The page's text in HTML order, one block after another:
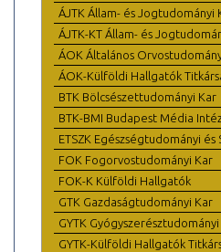
ÁJTK Állam- és Jogtudományi
ÁJTK-KT Állam- és
ÁOK Általános
ÁOK-Külföldi Hallgatók
BTK Bölcsészettudományi Kar
BTK-BMI Budapest Média
ETSZK Egészségtudományi és
FOK Fogorvostudományi Kar
FOK-K Külföldi Hallgatók
GTK Gazdaságtudományi Kar
GYTK
GYTK-Külföldi Hallgatók